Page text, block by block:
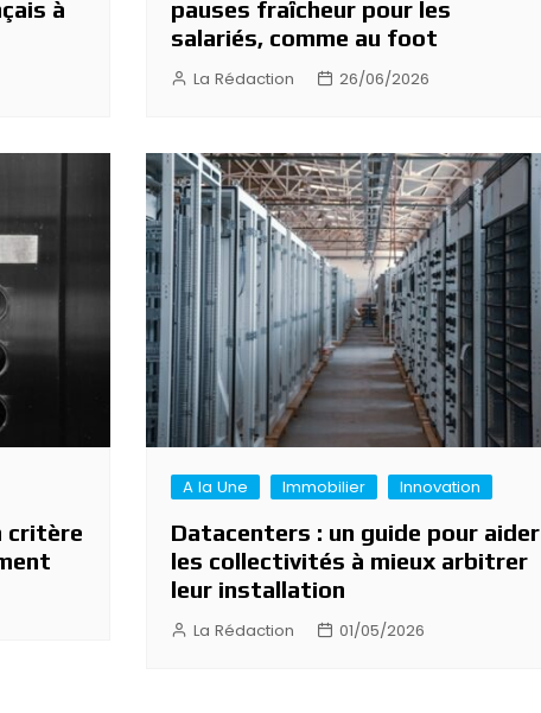
à
pauses fraîcheur pour les
salariés, comme au foot
La Rédaction 26/06/2026
critère
A la Une Immobilier Innovation
Datacenters : un guide pour aider
les collectivités à mieux arbitrer
leur installation
La Rédaction 01/05/2026